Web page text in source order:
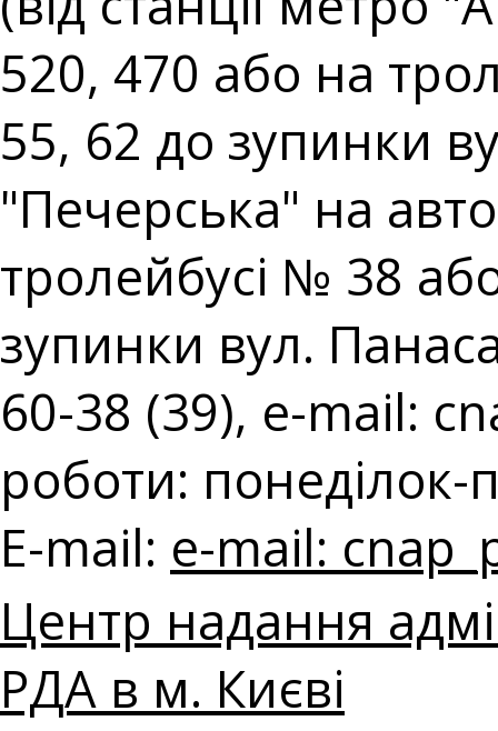
520, 470 або на
55, 62 до зупинки
"Печерська" на
тролейбусі № 38
зупинки вул.
60-38 (39), e-mail:
роботи:
E-mail: e-mail:
Центр надання
РДА в м. Києві